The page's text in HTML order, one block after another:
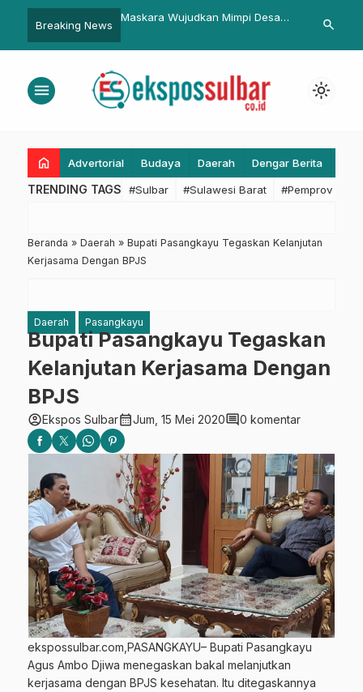
Breaking News
Toyota dapat
Sepanjang Juli
Maskara Wujudkan Mimpi Desa
Barat
Tindak
Tambang di
search
menu light_mode
home Advertorial Budaya Daerah Dengar Berita
TRENDING TAGS #Sulbar #Sulawesi Barat #Pemprov
Beranda » Daerah » Bupati Pasangkayu Tegaskan Kelanjutan
Kerjasama Dengan BPJS
Daerah Pasangkayu
Bupati Pasangkayu Tegaskan
Kelanjutan Kerjasama Dengan
BPJS
account_circleEkspos Sulbarcalendar_monthJum, 15 Mei 2020comment0 komentar
ekspossulbar.com,PASANGKAYU– Bupati Pasangkayu
Agus Ambo Djiwa menegaskan bakal melanjutkan
kerjasama dengan BPJS kesehatan. Itu ditegaskannya